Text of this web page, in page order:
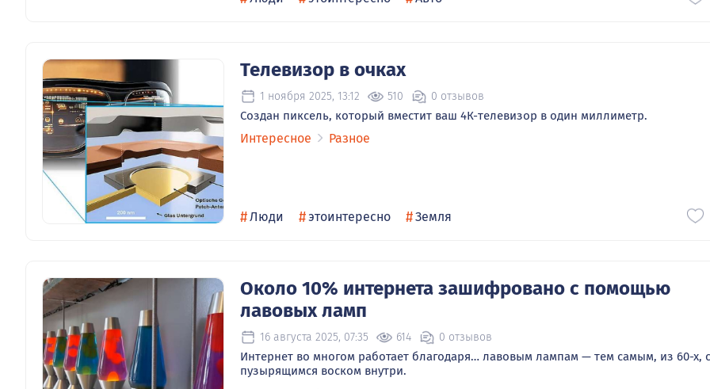
Телевизор в очках
1 ноября 2025, 13:12 510 0 отзывов
Создан пиксель, который вместит ваш 4К-телевизор в один миллиметр.
Интересное Разное
#Люди #этоинтересно #Земля
Около 10% интернета зашифровано с помощью
лавовых ламп
16 августа 2025, 07:35 614 0 отзывов
Интернет во многом работает благодаря… лавовым лампам — тем самым, из 60-х, с
пузырящимся воском внутри.